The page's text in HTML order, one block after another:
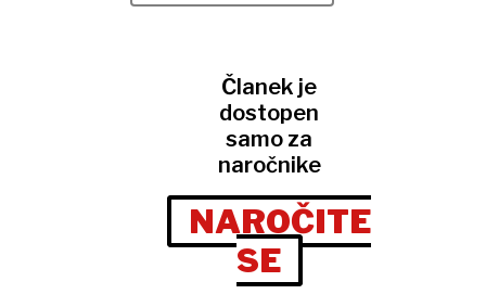
Članek je
dostopen
samo za
naročnike
NAROČITE
SE